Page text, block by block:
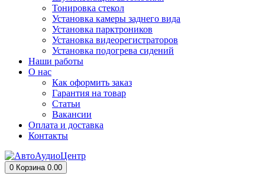
Тонировка стекол
Установка камеры заднего вида
Установка парктроников
Установка видеорегистраторов
Установка подогрева сидений
Наши работы
О нас
Как оформить заказ
Гарантия на товар
Статьи
Вакансии
Оплата и доставка
Контакты
0 Корзина 0.00